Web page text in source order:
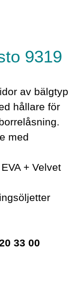
9319
av bälgtyp
hållare för
med
+ Velvet
33 00